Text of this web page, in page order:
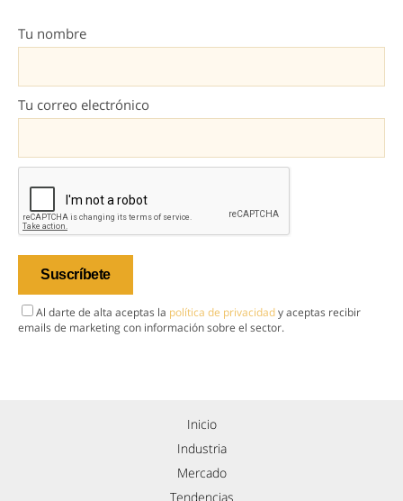
Tu nombre
Tu correo electrónico
Al darte de alta aceptas la política de privacidady aceptas recibir
emails de marketing con información sobre el sector.
Inicio
Industria
Mercado
Tendencias